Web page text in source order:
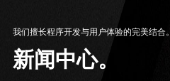
我们擅长程序开发与用户体验的完美结合。
新闻中心。